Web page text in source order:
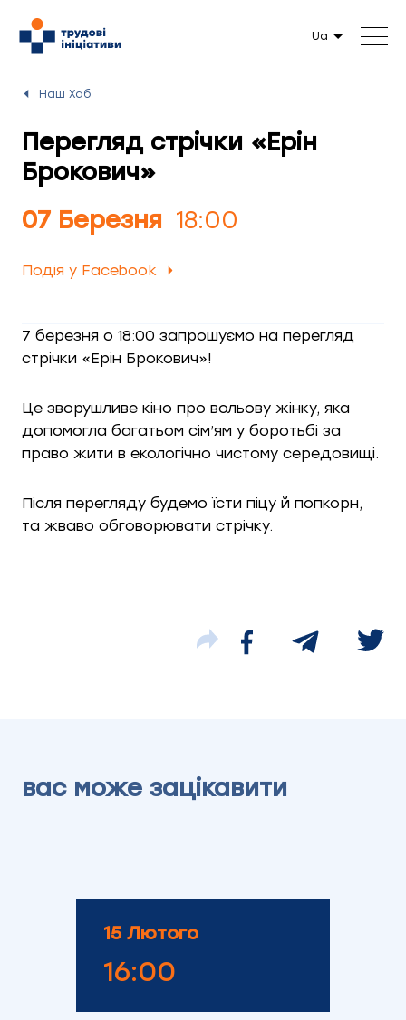
Ua
Наш Хаб
Перегляд стрічки «Ерін
Брокович»
07 Березня 18:00
Подія у Facebook
7 березня о 18:00 запрошуємо на перегляд
стрічки «Ерін Брокович»!
Це зворушливе кіно про вольову жінку, яка
допомогла багатьом сім’ям у боротьбі за
право жити в екологічно чистому середовищі.
Після перегляду будемо їсти піцу й попкорн,
та жваво обговорювати стрічку.
вас може зацікавити
15 Лютого
16:00